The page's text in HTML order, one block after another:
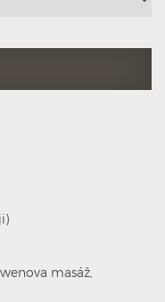
masáž,